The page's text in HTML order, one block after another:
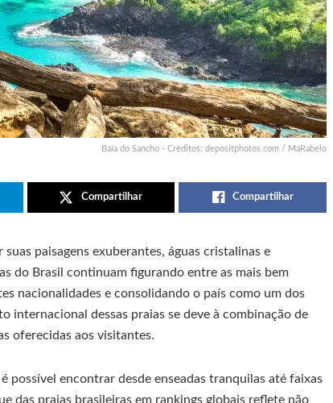
Baía do Sancho - Créditos: depositphotos.com / MaRabelo
Compartilhar Compartilhar
paisagens exuberantes, águas cristalinas e
do Brasil continuam figurando entre as mais bem
nacionalidades e consolidando o país como um dos
internacional dessas praias se deve à combinação de
oferecidas aos visitantes.
possível encontrar desde enseadas tranquilas até faixas
das praias brasileiras em rankings globais reflete não